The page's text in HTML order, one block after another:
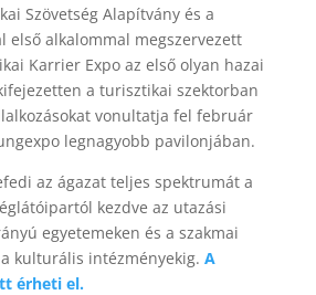
Szövetség Alapítvány és a
első alkalommal megszervezett
Karrier Expo az első olyan hazai
a turisztikai szektorban
vonultatja fel február
legnagyobb pavilonjában.
az ágazat teljes spektrumáta
kezdve az utazási
egyetemeken és a szakmai
kulturális intézményekig. A
érheti el.